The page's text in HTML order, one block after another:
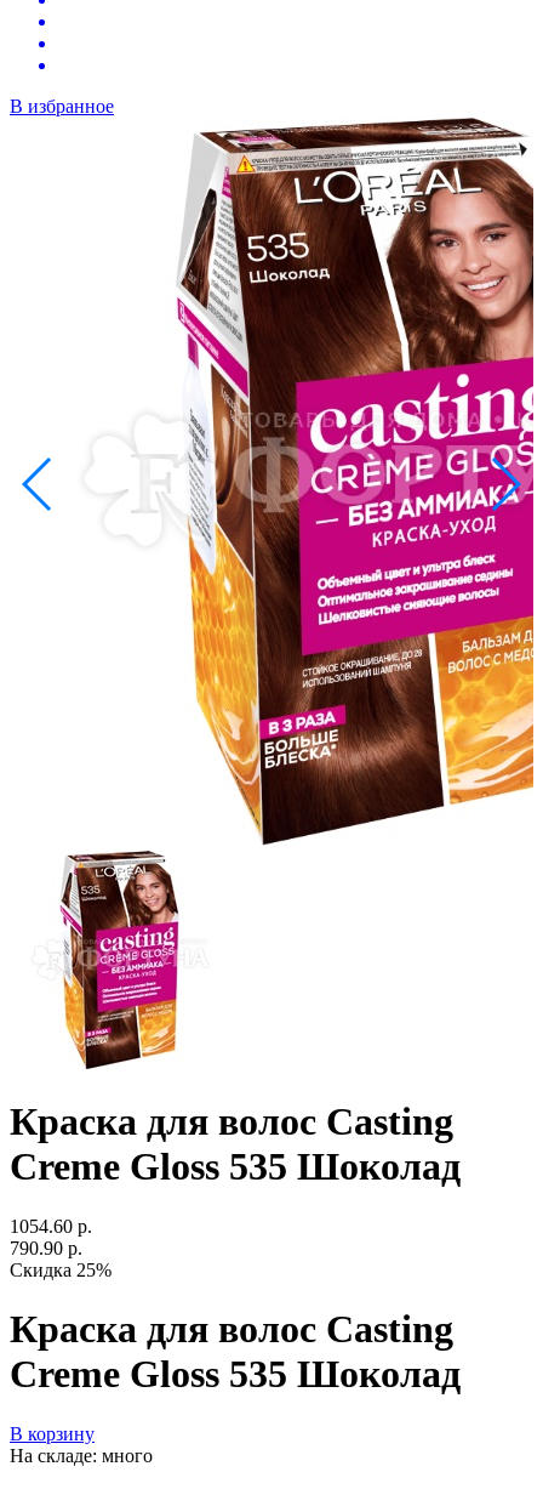
В избранное
Краска для волос Casting
Creme Gloss 535 Шоколад
1054.60 р.
790.90 р.
Скидка 25%
Краска для волос Casting
Creme Gloss 535 Шоколад
В корзину
На складе: много